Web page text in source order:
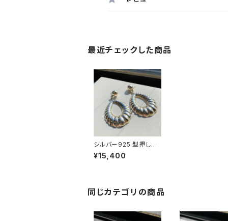
最近チェックした商品
シルバー925 型押しBI
Gフープピアス
¥15,400
同じカテゴリの商品